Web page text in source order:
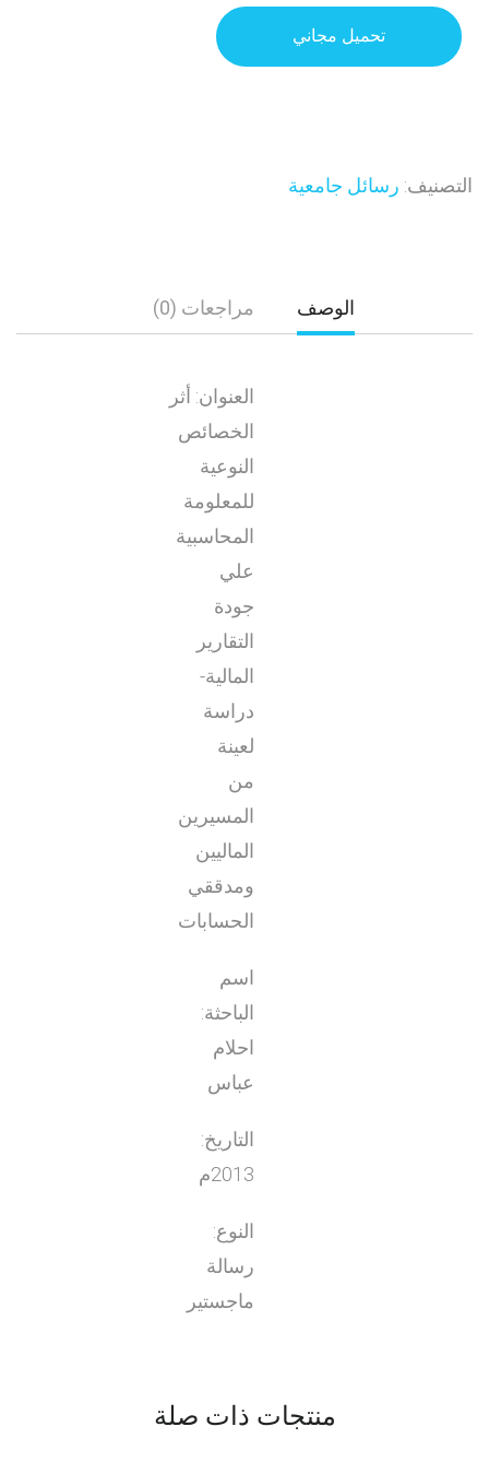
تحميل مجاني
التصنيف: رسائل جامعية
الوصف مراجعات (0)
العنوان: أثر
الخصائص
النوعية
للمعلومة
المحاسبية
علي
جودة
التقارير
المالية-
دراسة
لعينة
من
المسيرين
الماليين
ومدققي
الحسابات
اسم
الباحثة:
احلام
عباس
التاريخ:
2013م
النوع:
رسالة
ماجستير
منتجات ذات صلة